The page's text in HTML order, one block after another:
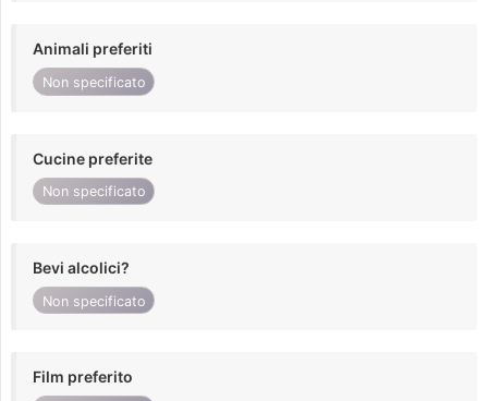
Animali preferiti
Non specificato
Cucine preferite
Non specificato
Bevi alcolici?
Non specificato
Film preferito